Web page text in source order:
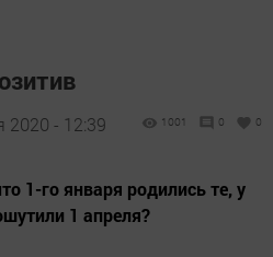
2020 - 12:39 1001 0 0
1-го января родились те, у
1 апреля?